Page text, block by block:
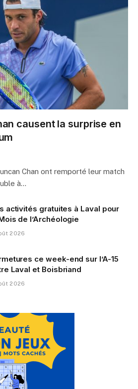
causent la surprise en
Chan ont remporté leur match
à…
activités gratuites à Laval pour
de l’Archéologie
2026
ce week-end sur l’A-15
Laval et Boisbriand
2026